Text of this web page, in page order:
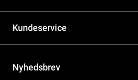
Kundeservice
Nyhedsbrev